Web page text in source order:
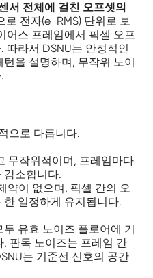
서 전체에 걸친 오프셋의
전자(e⁻ RMS) 단위로 보
어스 프레임에서 픽셀 오프
따라서 DSNU는 안정적인
을 설명하며, 무작위 노이
으로 다릅니다.
무작위적이며, 프레임마다
감소합니다.
약이 없으며, 픽셀 간의 오
일정하게 유지됩니다.
유효 노이즈 플로어에 기
판독 노이즈는 프레임 간
는 기준선 신호의 공간